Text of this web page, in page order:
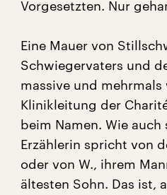
Vorgesetzten. Nur
Eine Mauer von
Schwiegervaters und
massive und
Klinikleitung der
beim Namen. Wie
Erzählerin spricht von
oder von W., ihrem
ältesten Sohn. Das ist,